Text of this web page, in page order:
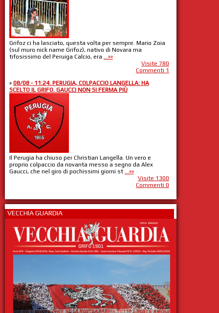
Grifoz ci ha lasciato, questa volta per sempre. Mario Zoia
(sul muro nick name Grifoz), nativo di Novara ma
tifosissimo del Peruiga Calcio, era ...»»
Visite 780
Commenti 1
» 08/08 - 11:24. PERUGIA, COLPACCIO LANGELLA: HA
SCELTO IL GRIFO. GAUCCI NON SI FERMA PIÙ
Il Perugia ha chiuso per Christian Langella. Un vero e
proprio colpaccio da novanta messo a segno da Alex
Gaucci, che nel giro di pochissimi giorni st ...»»
Visite 1300
Commenti 0
VECCHIA GUARDIA